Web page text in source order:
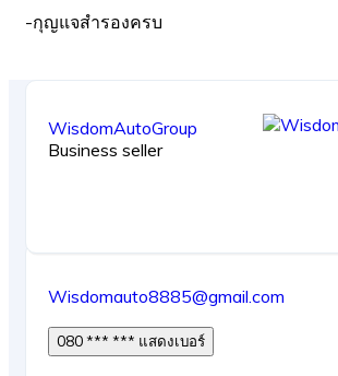
-กุญแจสำรองครบ
WisdomAutoGroup
Business seller
Wisdomauto8885@gmail.com
080 *** *** แสดงเบอร์